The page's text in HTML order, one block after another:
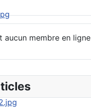
aucun membre en ligne